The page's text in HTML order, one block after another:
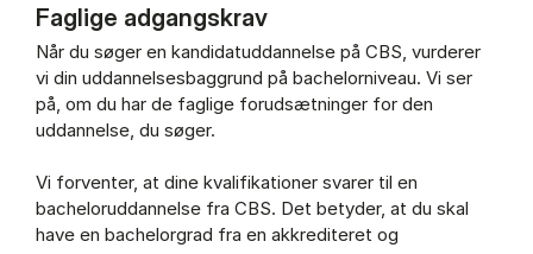
Faglige adgangskrav
Når du søger en kandidatuddannelse på CBS, vurderer
vi din uddannelsesbaggrund på bachelorniveau. Vi ser
på, om du har de faglige forudsætninger for den
uddannelse, du søger.
Vi forventer, at dine kvalifikationer svarer til en
bacheloruddannelse fra CBS. Det betyder, at du skal
have en bachelorgrad fra en akkrediteret og